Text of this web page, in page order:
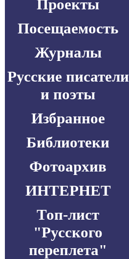
Проекты
Посещаемость
Журналы
Русские писатели
и поэты
Избранное
Библиотеки
Фотоархив
ИНТЕРНЕТ
Топ-лист
"Русского
переплета"